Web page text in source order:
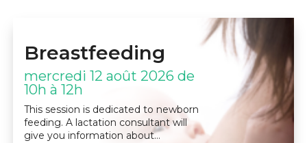
Breastfeeding
mercredi 12 août 2026 de
10h à 12h
This session is dedicated to newborn
feeding. A lactation consultant will
give you information about…